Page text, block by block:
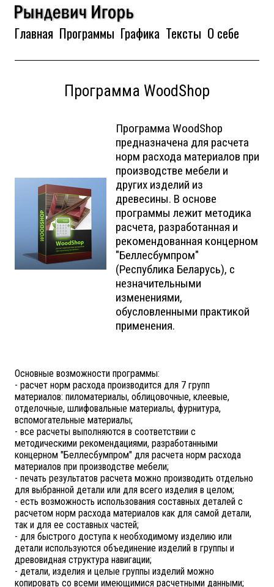
Главная Программы Графика Тексты О себе
Программа WoodShop
Программа WoodShop
предназначена для расчета
норм расхода материалов при
производстве мебели и
других изделий из
древесины. В основе
программы лежит методика
расчета, разработанная и
рекомендованная концерном
"Беллесбумпром"
(Республика Беларусь), с
незначительными
изменениями,
обусловленными практикой
применения.
Основные возможности программы:
- расчет норм расхода производится для 7 групп
материалов: пиломатериалы, облицовочные, клеевые,
отделочные, шлифовальные материалы, фурнитура,
вспомогательные материалы;
- все расчеты выполняются в соответствии с
методическими рекомендациями, разработанными
концерном "Беллесбумпром" для расчета норм расхода
материалов при производстве мебели;
- печать результатов расчета можно производить отдельно
для выбранной детали или для всего изделия в целом;
- есть возможность использования составных деталей с
расчетом норм расхода материалов как для самой детали,
так и для ее составных частей;
- для быстрого доступа к необходимому изделию или
детали используются объединение изделий в группы и
древовидная структура навигации;
- детали, изделия и целые группы изделий можно
копировать со всеми имеющимися расчетными данными;